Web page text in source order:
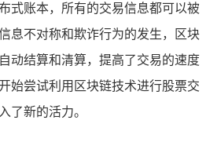
式账本，所有的交易信息都可以被
息不对称和欺诈行为的发生，区块
动结算和清算，提高了交易的速度
始尝试利用区块链技术进行股票交
了新的活力。